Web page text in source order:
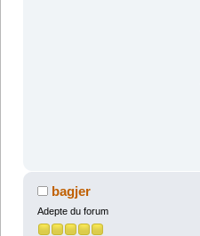
bagjer
Adepte du forum